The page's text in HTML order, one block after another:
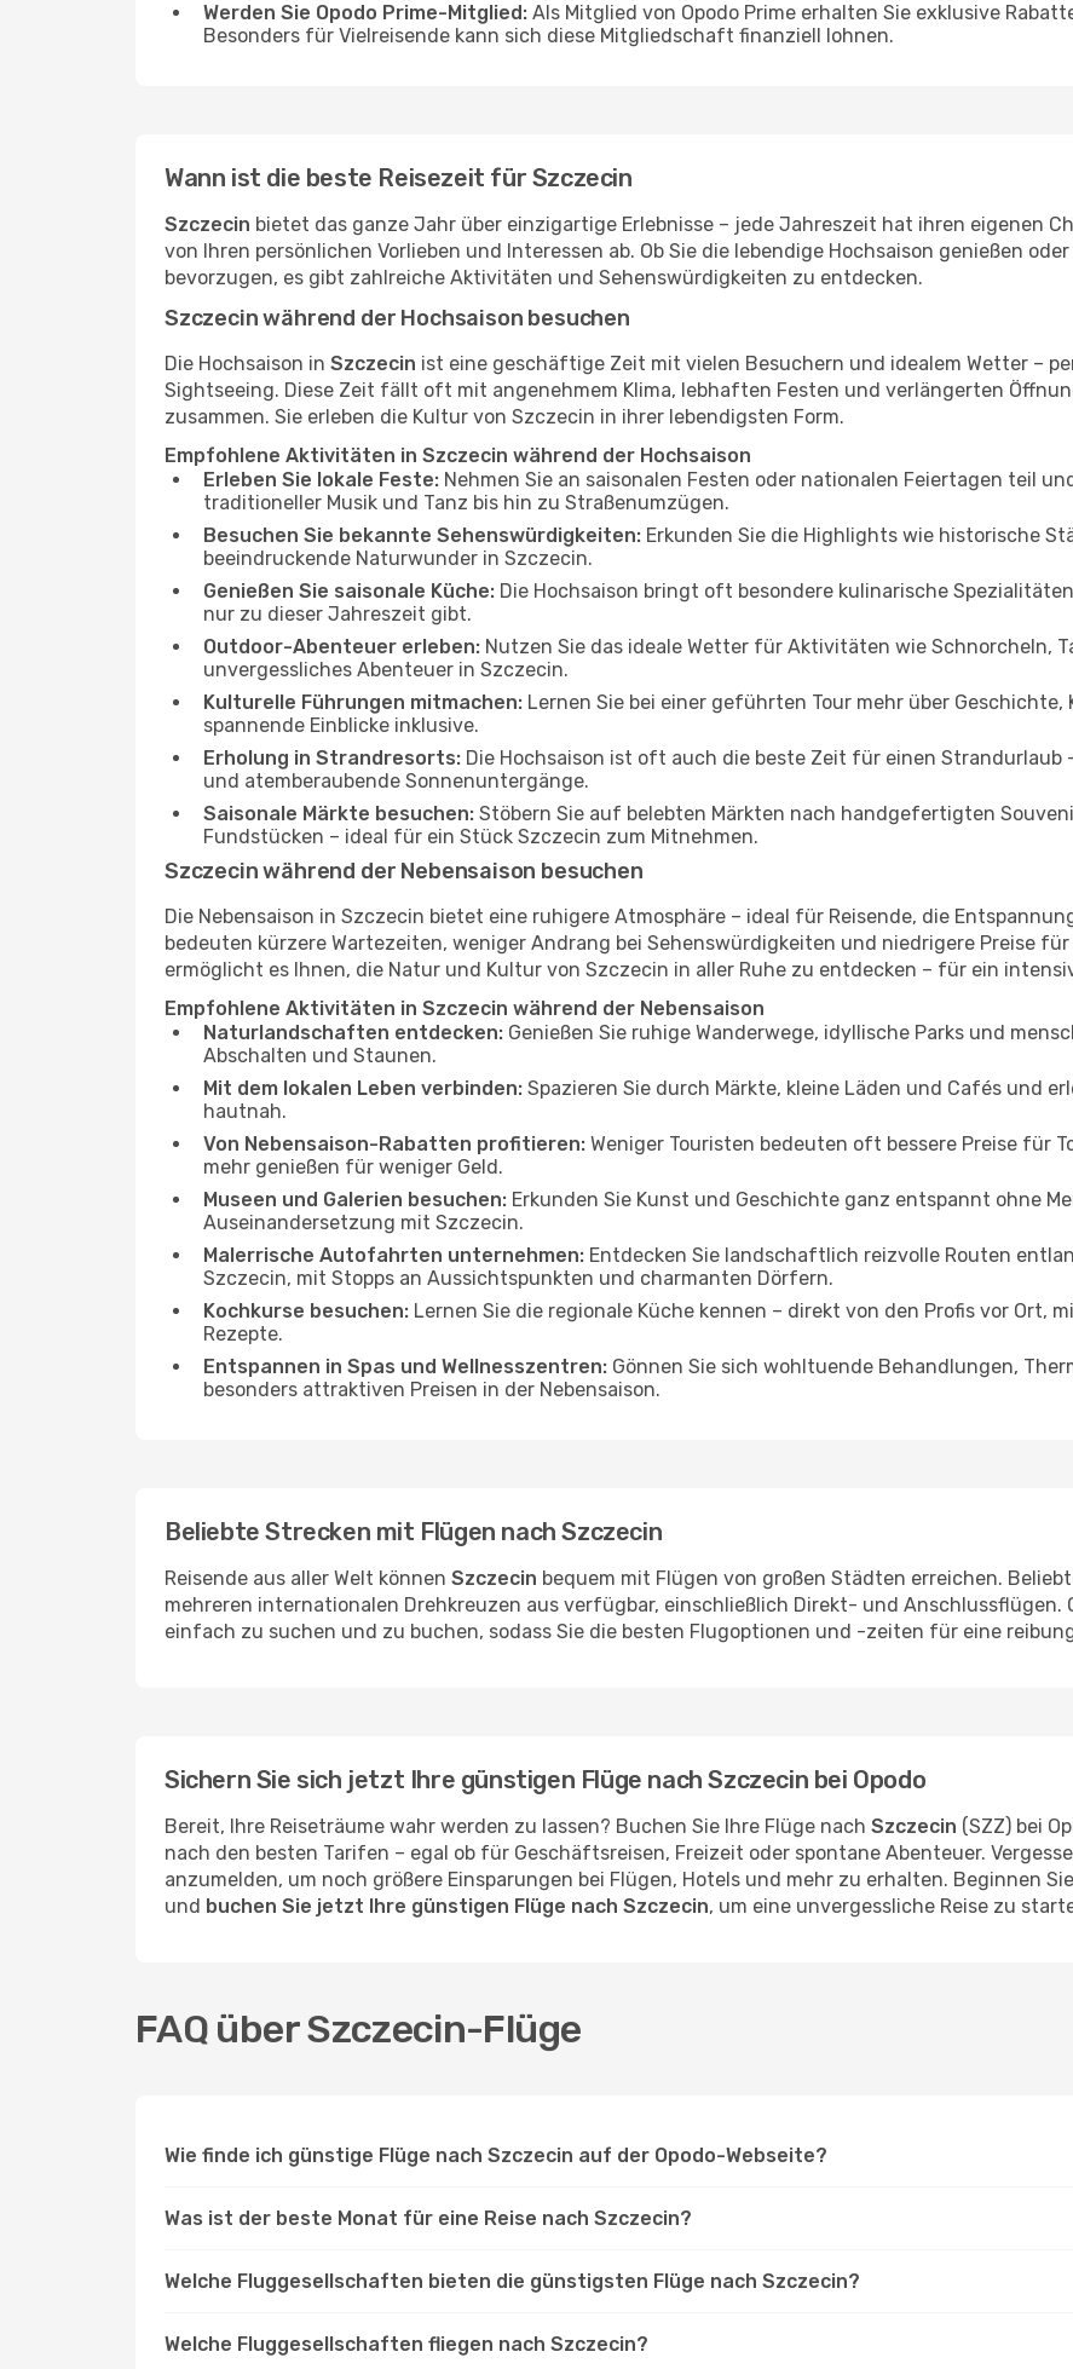
Werden Sie Opodo Prime-Mitglied: Als Mitglied von Opodo Prime erhalten Sie exklusive
Besonders für Vielreisende kann sich diese Mitgliedschaft finanziell lohnen.
Wann ist die beste Reisezeit für Szczecin
Szczecin bietet das ganze Jahr über einzigartige Erlebnisse – jede Jahreszeit hat ihren eigenen
von Ihren persönlichen Vorlieben und Interessen ab. Ob Sie die lebendige Hochsaison genießen
bevorzugen, es gibt zahlreiche Aktivitäten und Sehenswürdigkeiten zu entdecken.
Szczecin während der Hochsaison besuchen
Die Hochsaison in Szczecin ist eine geschäftige Zeit mit vielen Besuchern und idealem Wetter –
Sightseeing. Diese Zeit fällt oft mit angenehmem Klima, lebhaften Festen und verlängerten
zusammen. Sie erleben die Kultur von Szczecin in ihrer lebendigsten Form.
Empfohlene Aktivitäten in Szczecin während der Hochsaison
Erleben Sie lokale Feste: Nehmen Sie an saisonalen Festen oder nationalen Feiertagen teil
traditioneller Musik und Tanz bis hin zu Straßenumzügen.
Besuchen Sie bekannte Sehenswürdigkeiten: Erkunden Sie die Highlights wie historische
beeindruckende Naturwunder in Szczecin.
Genießen Sie saisonale Küche: Die Hochsaison bringt oft besondere kulinarische
nur zu dieser Jahreszeit gibt.
Outdoor-Abenteuer erleben: Nutzen Sie das ideale Wetter für Aktivitäten wie Schnorcheln,
unvergessliches Abenteuer in Szczecin.
Kulturelle Führungen mitmachen: Lernen Sie bei einer geführten Tour mehr über
spannende Einblicke inklusive.
Erholung in Strandresorts: Die Hochsaison ist oft auch die beste Zeit für einen Strandurlaub
und atemberaubende Sonnenuntergänge.
Saisonale Märkte besuchen: Stöbern Sie auf belebten Märkten nach handgefertigten
Fundstücken – ideal für ein Stück Szczecin zum Mitnehmen.
Szczecin während der Nebensaison besuchen
Die Nebensaison in Szczecin bietet eine ruhigere Atmosphäre – ideal für Reisende, die
bedeuten kürzere Wartezeiten, weniger Andrang bei Sehenswürdigkeiten und niedrigere Preise
ermöglicht es Ihnen, die Natur und Kultur von Szczecin in aller Ruhe zu entdecken – für ein
Empfohlene Aktivitäten in Szczecin während der Nebensaison
Naturlandschaften entdecken: Genießen Sie ruhige Wanderwege, idyllische Parks und
Abschalten und Staunen.
Mit dem lokalen Leben verbinden: Spazieren Sie durch Märkte, kleine Läden und Cafés und
hautnah.
Von Nebensaison-Rabatten profitieren: Weniger Touristen bedeuten oft bessere Preise für
mehr genießen für weniger Geld.
Museen und Galerien besuchen: Erkunden Sie Kunst und Geschichte ganz entspannt ohne
Auseinandersetzung mit Szczecin.
Malerrische Autofahrten unternehmen: Entdecken Sie landschaftlich reizvolle Routen
Szczecin, mit Stopps an Aussichtspunkten und charmanten Dörfern.
Kochkurse besuchen: Lernen Sie die regionale Küche kennen – direkt von den Profis vor Ort,
Rezepte.
Entspannen in Spas und Wellnesszentren: Gönnen Sie sich wohltuende Behandlungen,
besonders attraktiven Preisen in der Nebensaison.
Beliebte Strecken mit Flügen nach Szczecin
Reisende aus aller Welt können Szczecin bequem mit Flügen von großen Städten erreichen.
mehreren internationalen Drehkreuzen aus verfügbar, einschließlich Direkt- und Anschlussflügen.
einfach zu suchen und zu buchen, sodass Sie die besten Flugoptionen und -zeiten für eine
Sichern Sie sich jetzt Ihre günstigen Flüge nach Szczecin bei Opodo
Bereit, Ihre Reiseträume wahr werden zu lassen? Buchen Sie Ihre Flüge nach Szczecin (SZZ) bei
nach den besten Tarifen – egal ob für Geschäftsreisen, Freizeit oder spontane Abenteuer.
anzumelden, um noch größere Einsparungen bei Flügen, Hotels und mehr zu erhalten. Beginnen
und buchen Sie jetzt Ihre günstigen Flüge nach Szczecin, um eine unvergessliche Reise zu
FAQ über Szczecin-Flüge
Wie finde ich günstige Flüge nach Szczecin auf der Opodo-Webseite?
Was ist der beste Monat für eine Reise nach Szczecin?
Welche Fluggesellschaften bieten die günstigsten Flüge nach Szczecin?
Welche Fluggesellschaften fliegen nach Szczecin?